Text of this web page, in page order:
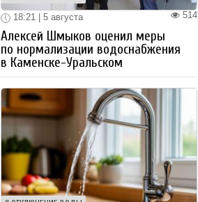
514
18:21 | 5 августа
Алексей Шмыков оценил меры
по нормализации водоснабжения
в Каменске-Уральском